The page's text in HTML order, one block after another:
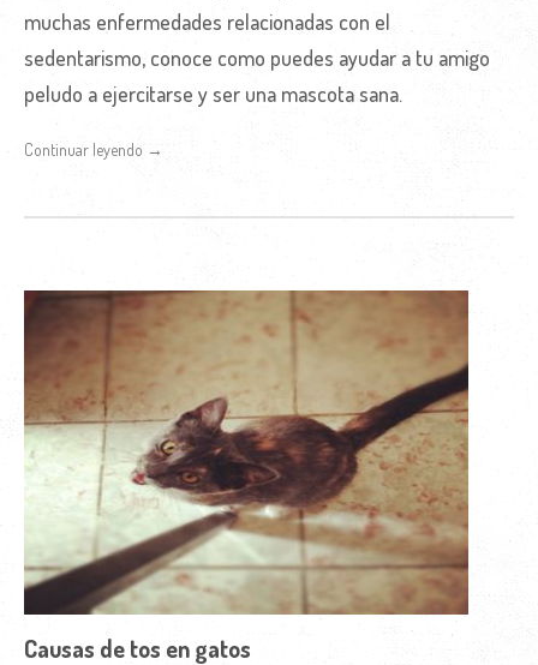
muchas enfermedades relacionadas con el
sedentarismo, conoce como puedes ayudar a tu amigo
peludo a ejercitarse y ser una mascota sana.
Continuar leyendo →
Causas de tos en gatos